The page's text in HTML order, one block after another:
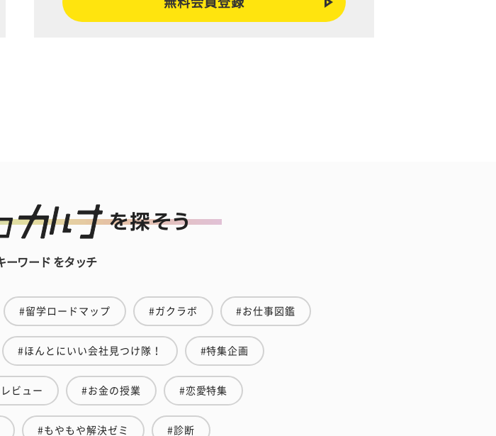
ーワード をタッチ
#留学ロードマップ #ガクラボ #お仕事図鑑
#ほんとにいい会社見つけ隊！ #特集企画
ビュー #お金の授業 #恋愛特集
#もやもや解決ゼミ #診断